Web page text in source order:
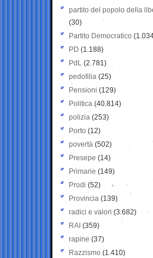
partito del popolo della
(30)
Partito Democratico
PD (1.188)
PdL (2.781)
pedofilia (25)
Pensioni (129)
Politica (40.814)
polizia (253)
Porto (12)
povertà (502)
Presepe (14)
Primarie (149)
Prodi (52)
Provincia (139)
radici e valori (3.682)
RAI (359)
rapine (37)
Razzismo (1.410)